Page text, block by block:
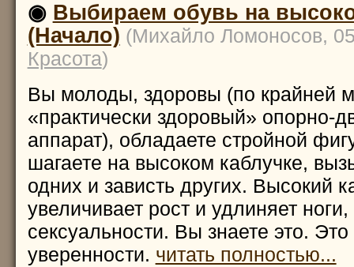
◉ Выбираем обувь на
(Начало) (Михайло Ломоносов,
Красота)
Вы молоды, здоровы (по крайней
«практически здоровый» опорно-
аппарат), обладаете стройной
шагаете на высоком каблучке,
одних и зависть других. Высокий
увеличивает рост и удлиняет
сексуальности. Вы знаете это.
уверенности. читать полностью...